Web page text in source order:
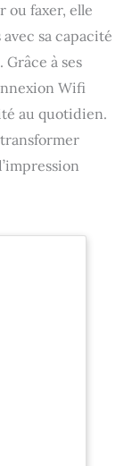
ou faxer, elle
sa capacité
Grâce à ses
Wifi
au quotidien.